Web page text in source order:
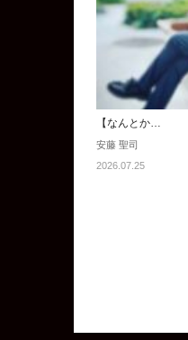
【なんとか…
安藤 聖司
2026.07.25